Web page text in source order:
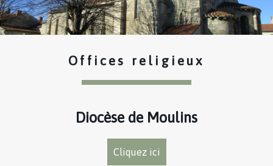
Offices religieux
Diocèse de Moulins
Cliquez ici